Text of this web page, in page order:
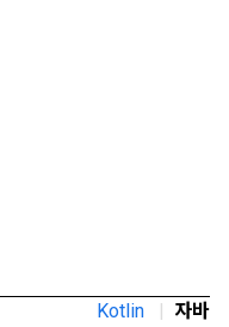
Kotlin | 자바